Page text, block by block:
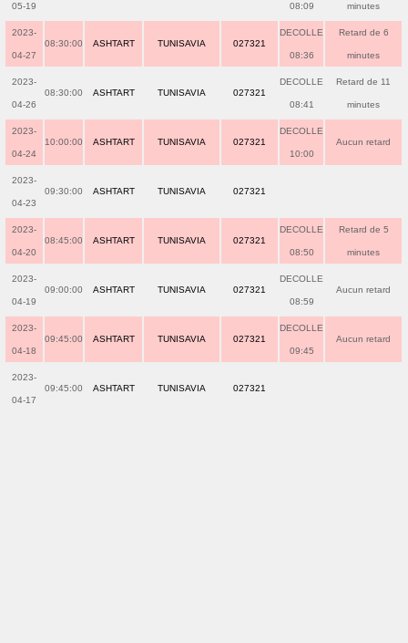
05-19 08:09 minutes
2023-
04-27
08:30:00 ASHTART TUNISAVIA 027321
DECOLLE
08:36
Retard de 6
minutes
2023-
04-26
08:30:00 ASHTART TUNISAVIA 027321
DECOLLE
08:41
Retard de 11
minutes
2023-
04-24
10:00:00 ASHTART TUNISAVIA 027321
DECOLLE
10:00
Aucun retard
2023-
04-23
09:30:00 ASHTART TUNISAVIA 027321
2023-
04-20
08:45:00 ASHTART TUNISAVIA 027321
DECOLLE
08:50
Retard de 5
minutes
2023-
04-19
09:00:00 ASHTART TUNISAVIA 027321
DECOLLE
08:59
Aucun retard
2023-
04-18
09:45:00 ASHTART TUNISAVIA 027321
DECOLLE
09:45
Aucun retard
2023-
04-17
09:45:00 ASHTART TUNISAVIA 027321